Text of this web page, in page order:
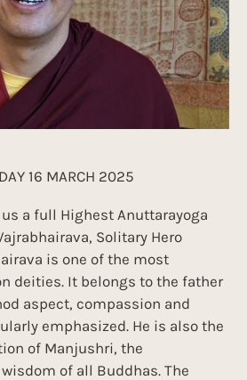
16 MARCH 2025
a full Highest Anuttarayoga
Solitary Hero
is one of the most
deities. It belongs to the father
aspect, compassion and
emphasized. He is also the
of Manjushri, the
of all Buddhas. The